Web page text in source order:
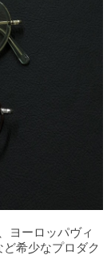
ヨーロッパヴィ
希少なプロダク